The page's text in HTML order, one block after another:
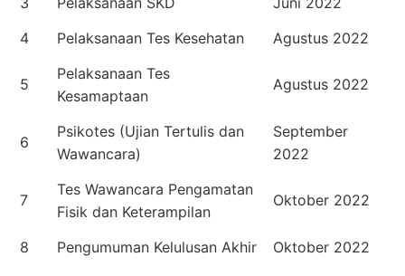
4
Pelaksanaan Tes Kesehatan Agustus 2022
5
Pelaksanaan Tes
Kesamaptaan
Agustus 2022
6
Psikotes (Ujian Tertulis dan
Wawancara)
September
2022
7
Tes Wawancara Pengamatan
Fisik dan Keterampilan
Oktober 2022
8 Pengumuman Kelulusan Akhir Oktober 2022